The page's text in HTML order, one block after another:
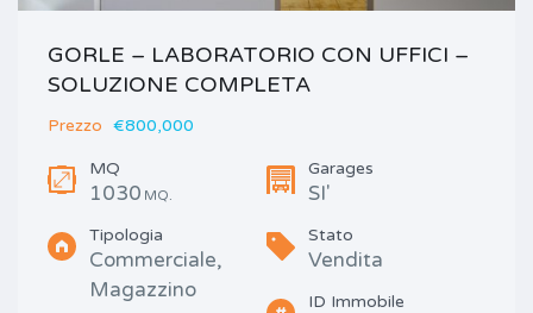
GORLE – LABORATORIO CON UFFICI –
SOLUZIONE COMPLETA
Prezzo €800,000
MQ
1030 MQ.
Garages
SI'
Tipologia
Commerciale,
Magazzino
Stato
Vendita
ID Immobile